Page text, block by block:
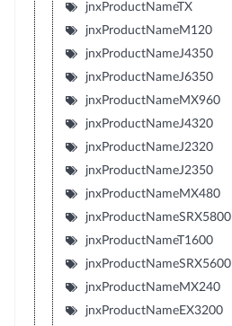
jnxProductNameTX
jnxProductNameM120
jnxProductNameJ4350
jnxProductNameJ6350
jnxProductNameMX960
jnxProductNameJ4320
jnxProductNameJ2320
jnxProductNameJ2350
jnxProductNameMX480
jnxProductNameSRX5800
jnxProductNameT1600
jnxProductNameSRX5600
jnxProductNameMX240
jnxProductNameEX3200